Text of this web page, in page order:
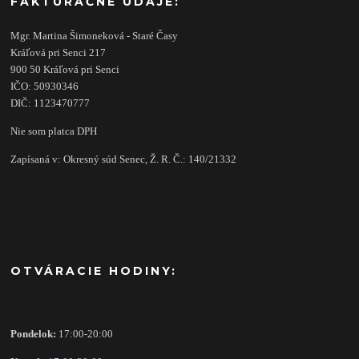
Mgr. Martina Šimoneková - Staré Časy
Kráľová pri Senci 217
900 50 Kráľová pri Senci
IČO: 50930346
DIČ: 1123470777
Nie som platca DPH
Zapísaná v: Okresný súd Senec, Ž. R. Č.: 140/21332
OTVÁRACIE HODINY:
Pondelok: 17:00-20:00